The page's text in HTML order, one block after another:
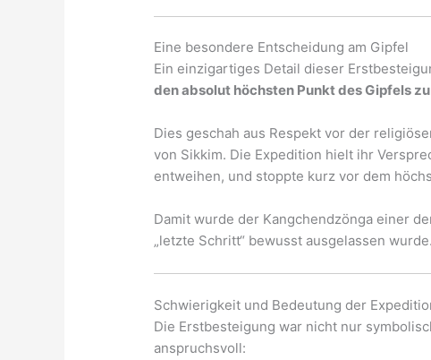
Eine besondere Entscheidung am Gipfel
Ein einzigartiges Detail dieser
den absolut höchsten Punkt des Gipfels
Dies geschah aus Respekt vor der
von Sikkim. Die Expedition hielt ihr
entweihen, und stoppte kurz vor dem
Damit wurde der Kangchendzönga einer
„letzte Schritt“ bewusst ausgelassen wurde.
Schwierigkeit und Bedeutung der
Die Erstbesteigung war nicht nur
anspruchsvoll: